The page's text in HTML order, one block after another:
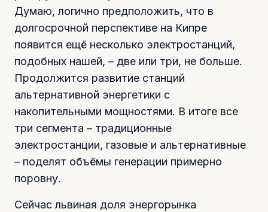
Думаю, логично предположить, что в
долгосрочной перспективе на Кипре
появится ещё несколько электростанций,
подобных нашей, – две или три, не больше.
Продолжится развитие станций
альтернативной энергетики с
накопительными мощностями. В итоге все
три сегмента – традиционные
электростанции, газовые и альтернативные
– поделят объёмы генерации примерно
поровну.
Сейчас львиная доля энергорынка